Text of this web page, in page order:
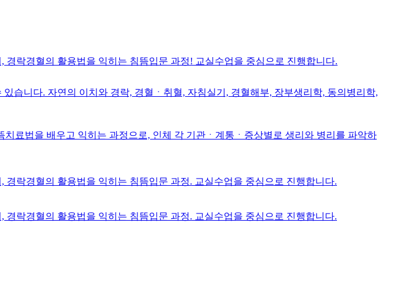
락경혈의 활용법을 익히는 침뜸입문 과정! 교실수업을 중심으로 진행합니다.
습니다. 자연의 이치와 경락, 경혈ㆍ취혈, 자침실기, 경혈해부, 장부생리학, 동의병리학,
료법을 배우고 익히는 과정으로, 인체 각 기관ㆍ계통ㆍ증상별로 생리와 병리를 파악하
락경혈의 활용법을 익히는 침뜸입문 과정. 교실수업을 중심으로 진행합니다.
락경혈의 활용법을 익히는 침뜸입문 과정. 교실수업을 중심으로 진행합니다.